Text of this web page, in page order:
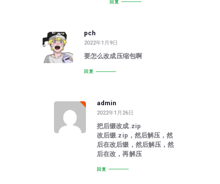
回复
pch
2022年1月9日
要怎么改成压缩包啊
回复
admin
2022年1月26日
把后缀改成.zip
改后缀.zip，然后解压，然
后在改后缀，然后解压，然
后在改，再解压
回复